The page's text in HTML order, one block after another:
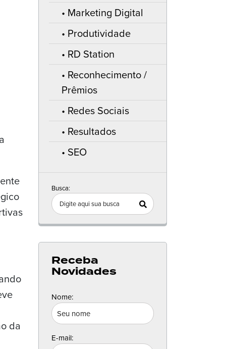
da
Marketing Digital
Produtividade
RD Station
Reconhecimento /
Prêmios
Redes Sociais
Resultados
SEO
Busca:
Receba
Novidades
Nome:
E-mail: